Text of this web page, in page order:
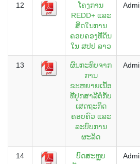
12
ໂຄງການ
REDD+ ແລະ
ສິດໃນການ
ຄອບຄອງທີ່ດິນ
ໃນ ສປປ ລາວ
13
ຜົນກະທົບຈາກ
ການ
ຂະຫຍາຍເນື້ອ
ທີ່ປູກສາລີຕໍ່ກັບ
ເສດຖະກິດ
ຄອບຄົວ ແລະ
ລະບົບການ
ຜະລິດ
14
ບົດສະຫຼຸບ